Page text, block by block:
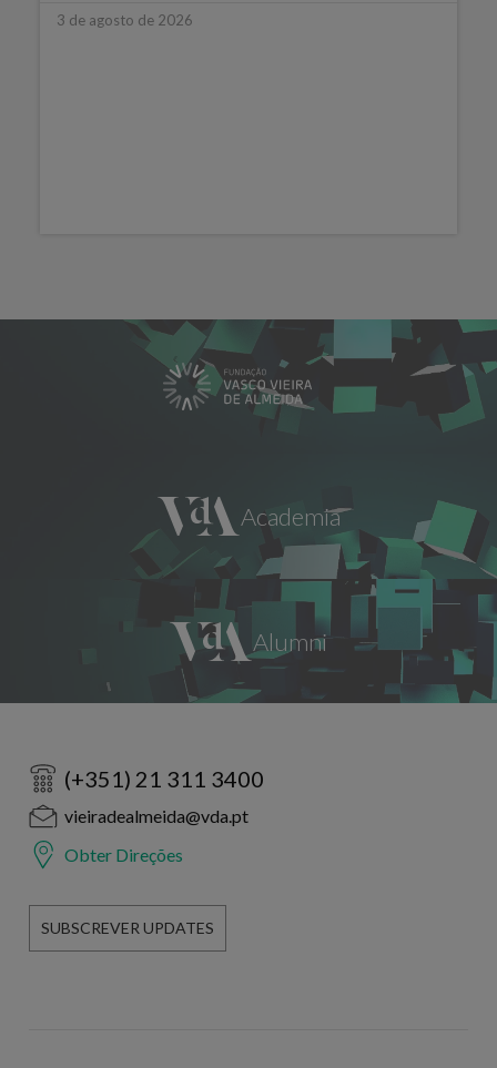
3 de agosto de 2026
(+351) 21 311 3400
vieiradealmeida@vda.pt
Obter Direções
SUBSCREVER UPDATES